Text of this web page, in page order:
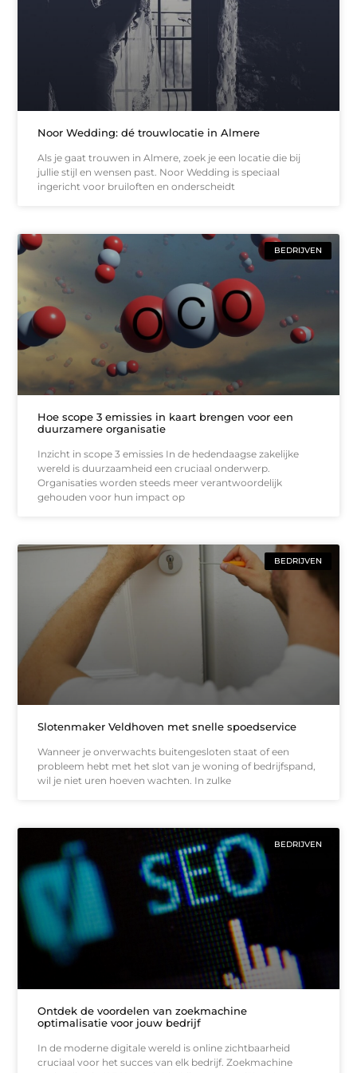
Noor Wedding: dé trouwlocatie in Almere
Als je gaat trouwen in Almere, zoek je een locatie die bij
jullie stijl en wensen past. Noor Wedding is speciaal
ingericht voor bruiloften en onderscheidt
BEDRIJVEN
Hoe scope 3 emissies in kaart brengen voor een
duurzamere organisatie
Inzicht in scope 3 emissies In de hedendaagse zakelijke
wereld is duurzaamheid een cruciaal onderwerp.
Organisaties worden steeds meer verantwoordelijk
gehouden voor hun impact op
BEDRIJVEN
Slotenmaker Veldhoven met snelle spoedservice
Wanneer je onverwachts buitengesloten staat of een
probleem hebt met het slot van je woning of bedrijfspand,
wil je niet uren hoeven wachten. In zulke
BEDRIJVEN
Ontdek de voordelen van zoekmachine
optimalisatie voor jouw bedrijf
In de moderne digitale wereld is online zichtbaarheid
cruciaal voor het succes van elk bedrijf. Zoekmachine